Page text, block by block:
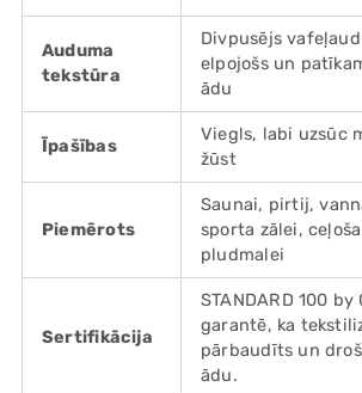
Auduma
tekstūra
Divpusējs
elpojošs un
ādu
Īpašības
Viegls, labi uzsūc
žūst
Piemērots
Saunai, pirtij,
sporta zālei,
pludmalei
Sertifikācija
STANDARD 100 by
garantē, ka
pārbaudīts un
ādu.